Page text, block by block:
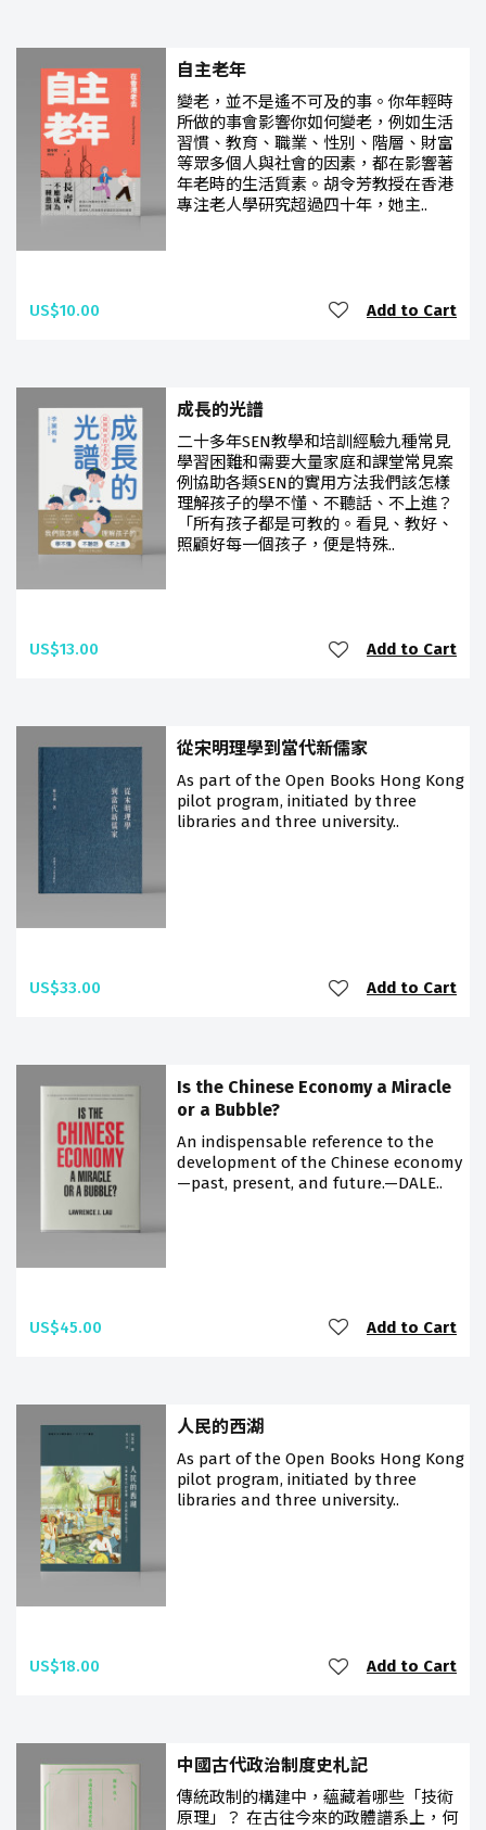
自主老年
變老，並不是遙不可及的事。你年輕時
所做的事會影響你如何變老，例如生活
習慣、教育、職業、性別、階層、財富
等眾多個人與社會的因素，都在影響著
年老時的生活質素。胡令芳教授在香港
專注老人學研究超過四十年，她主..
US$10.00 Add to Cart
成長的光譜
二十多年SEN教學和培訓經驗九種常見
學習困難和需要大量家庭和課堂常見案
例協助各類SEN的實用方法我們該怎樣
理解孩子的學不懂、不聽話、不上進？
「所有孩子都是可教的。看見、教好、
照顧好每一個孩子，便是特殊..
US$13.00 Add to Cart
從宋明理學到當代新儒家
As part of the Open Books Hong Kong
pilot program, initiated by three
libraries and three university..
US$33.00 Add to Cart
Is the Chinese Economy a Miracle
or a Bubble?
An indispensable reference to the
development of the Chinese economy
—past, present, and future.—DALE..
US$45.00 Add to Cart
人民的西湖
As part of the Open Books Hong Kong
pilot program, initiated by three
libraries and three university..
US$18.00 Add to Cart
中國古代政治制度史札記
傳統政制的構建中，蘊藏着哪些「技術
原理」？ 在古往今來的政體譜系上，何